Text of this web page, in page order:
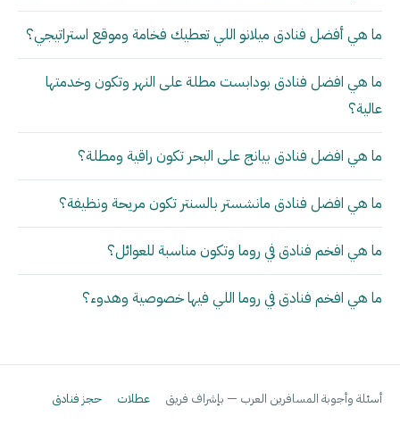
ما هي أفضل فنادق ميلانو اللي تعطيك فخامة وموقع استراتيجي؟
ما هي افضل فنادق بودابست مطلة على النهر وتكون وخدمتها
عالية؟
ما هي افضل فنادق بيانج على البحر تكون راقية ومطلة؟
ما هي افضل فنادق مانشستر بالسنتر تكون مريحة ونظيفة؟
ما هي افخم فنادق في روما وتكون مناسبة للعوائل؟
ما هي افخم فنادق في روما اللي فيها خصوصية وهدوء؟
أسئلة وأجوبة المسافرين العرب — بإشراف فريق عطلات حجز فنادق